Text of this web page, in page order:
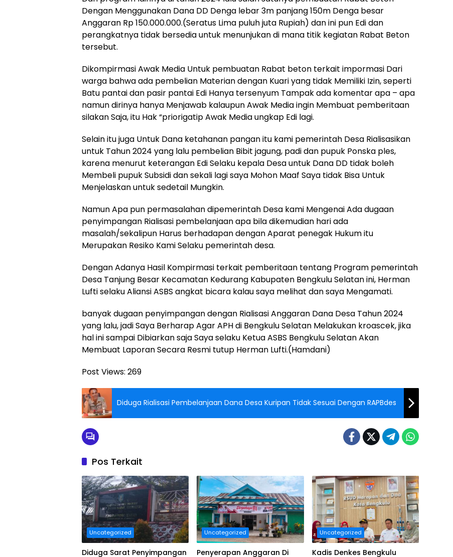
Dengan Menggunakan Dana DD Denga lebar 3m panjang 150m Denga besar
Anggaran Rp 150.000.000.(Seratus Lima puluh juta Rupiah) dan ini pun Edi dan
perangkatnya tidak bersedia untuk menunjukan di mana titik kegiatan Rabat Beton
tersebut.
Dikompirmasi Awak Media Untuk pembuatan Rabat beton terkait impormasi Dari
warga bahwa ada pembelian Materian dengan Kuari yang tidak Memiliki Izin, seperti
Batu pantai dan pasir pantai Edi Hanya tersenyum Tampak ada komentar apa – apa
namun dirinya hanya Menjawab kalaupun Awak Media ingin Membuat pemberitaan
silakan Saja, itu Hak “priorigatip Awak Media ungkap Edi lagi.
Selain itu juga Untuk Dana ketahanan pangan itu kami pemerintah Desa Rialisasikan
untuk Tahun 2024 yang lalu pembelian Bibit jagung, padi dan pupuk Ponska ples,
karena menurut keterangan Edi Selaku kepala Desa untuk Dana DD tidak boleh
Membeli pupuk Subsidi dan sekali lagi saya Mohon Maaf Saya tidak Bisa Untuk
Menjelaskan untuk sedetail Mungkin.
Namun Apa pun permasalahan dipemerintah Desa kami Mengenai Ada dugaan
penyimpangan Rialisasi pembelanjaan apa bila dikemudian hari ada
masalah/sekalipun Harus berhadapan dengan Aparat penegak Hukum itu
Merupakan Resiko Kami Selaku pemerintah desa.
Dengan Adanya Hasil Kompirmasi terkait pemberitaan tentang Program pemerintah
Desa Tanjung Besar Kecamatan Kedurang Kabupaten Bengkulu Selatan ini, Herman
Lufti selaku Aliansi ASBS angkat bicara kalau saya melihat dan saya Mengamati.
banyak dugaan penyimpangan dengan Rialisasi Anggaran Dana Desa Tahun 2024
yang lalu, jadi Saya Berharap Agar APH di Bengkulu Selatan Melakukan kroascek, jika
hal ini sampai Dibiarkan saja Saya selaku Ketua ASBS Bengkulu Selatan Akan
Membuat Laporan Secara Resmi tutup Herman Lufti.(Hamdani)
Post Views: 269
Diduga Rialisasi Pembelanjaan Dana Desa Kuripan Tidak Sesuai Dengan RAPBdes
Pos Terkait
Uncategorized
Diduga Sarat Penyimpangan
Uncategorized
Penyerapan Anggaran Di
Uncategorized
Kadis Denkes Bengkulu